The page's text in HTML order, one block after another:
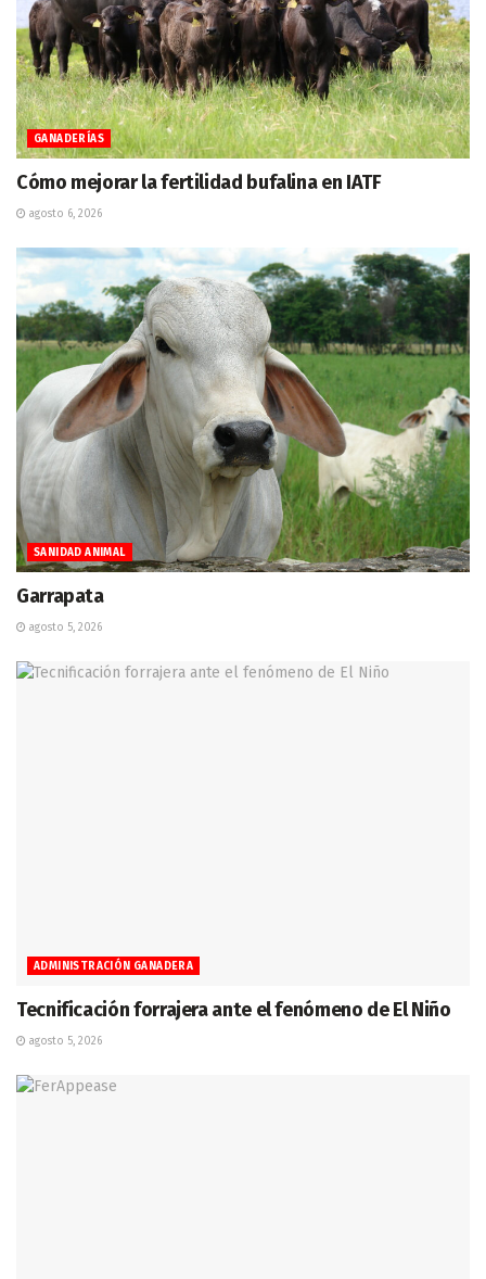
GANADERÍAS
Cómo mejorar la fertilidad bufalina en IATF
agosto 6, 2026
SANIDAD ANIMAL
Garrapata
agosto 5, 2026
ADMINISTRACIÓN GANADERA
Tecnificación forrajera ante el fenómeno de El Niño
agosto 5, 2026